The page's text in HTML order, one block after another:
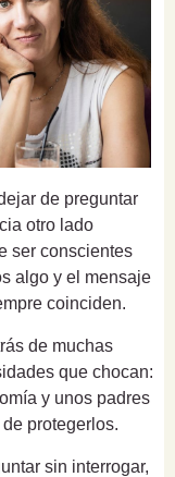
de preguntar
otro lado
ser conscientes
algo y el mensaje
coinciden.
de muchas
que chocan:
y unos padres
protegerlos.
sin interrogar,